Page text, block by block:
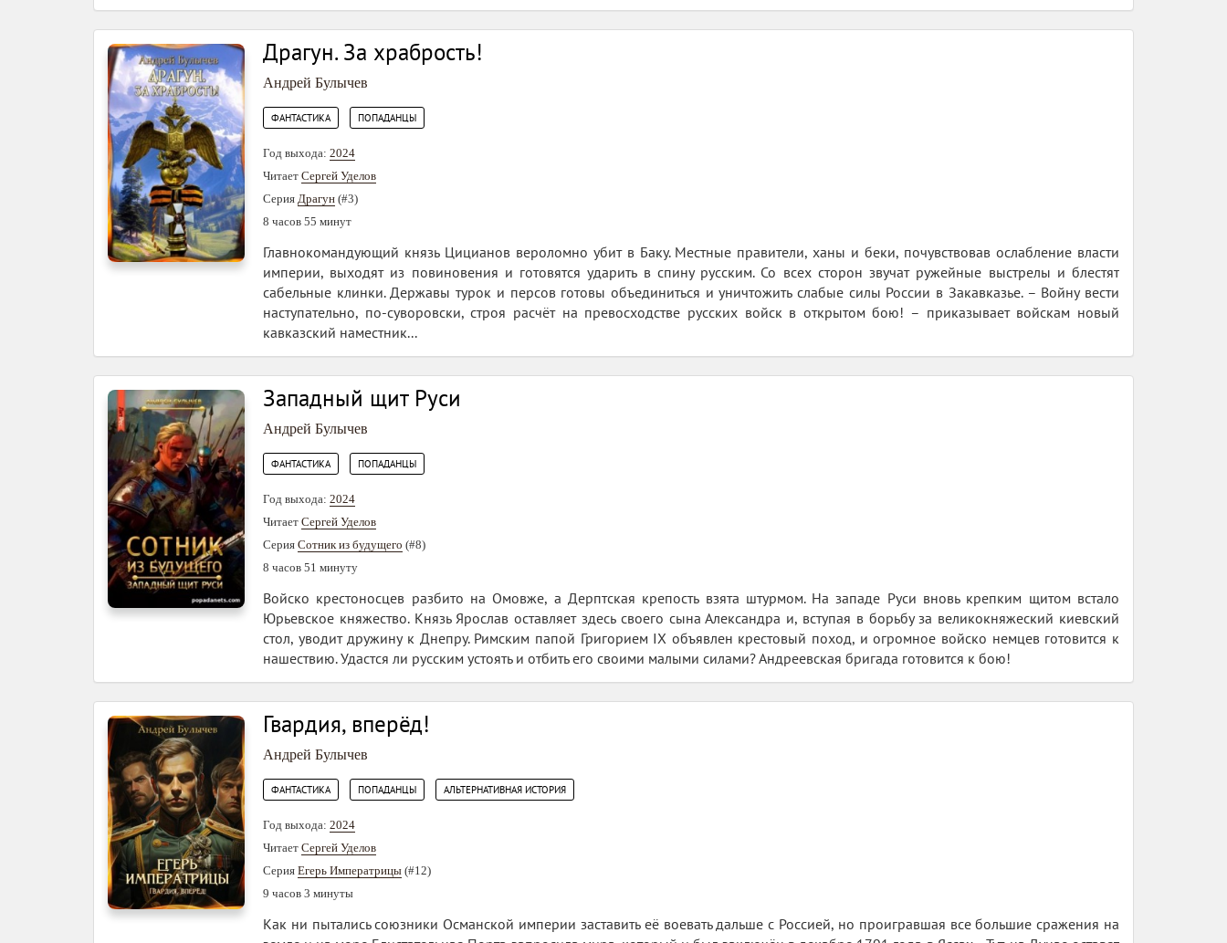
Драгун. За храбрость!
Андрей Булычев
ФАНТАСТИКА ПОПАДАНЦЫ
Год выхода: 2024
Читает Сергей Уделов
Серия Драгун (#3)
8 часов 55 минут
Главнокомандующий князь Цицианов вероломно убит в Баку. Местные правители, ханы и беки, почувствовав ослабление власти
империи, выходят из повиновения и готовятся ударить в спину русским. Со всех сторон звучат ружейные выстрелы и блестят
сабельные клинки. Державы турок и персов готовы объединиться и уничтожить слабые силы России в Закавказье. – Войну вести
наступательно, по-суворовски, строя расчёт на превосходстве русских войск в открытом бою! – приказывает войскам новый
кавказский наместник...
Западный щит Руси
Андрей Булычев
ФАНТАСТИКА ПОПАДАНЦЫ
Год выхода: 2024
Читает Сергей Уделов
Серия Сотник из будущего (#8)
8 часов 51 минуту
Войско крестоносцев разбито на Омовже, а Дерптская крепость взята штурмом. На западе Руси вновь крепким щитом встало
Юрьевское княжество. Князь Ярослав оставляет здесь своего сына Александра и, вступая в борьбу за великокняжеский киевский
стол, уводит дружину к Днепру. Римским папой Григорием IX объявлен крестовый поход, и огромное войско немцев готовится к
нашествию. Удастся ли русским устоять и отбить его своими малыми силами? Андреевская бригада готовится к бою!
Гвардия, вперёд!
Андрей Булычев
ФАНТАСТИКА ПОПАДАНЦЫ АЛЬТЕРНАТИВНАЯ ИСТОРИЯ
Год выхода: 2024
Читает Сергей Уделов
Серия Егерь Императрицы (#12)
9 часов 3 минуты
Как ни пытались союзники Османской империи заставить её воевать дальше с Россией, но проигравшая все большие сражения на